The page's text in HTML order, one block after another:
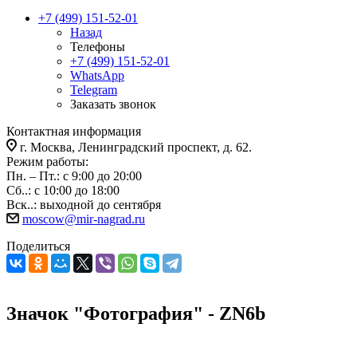
+7 (499) 151-52-01
Назад
Телефоны
+7 (499) 151-52-01
WhatsApp
Telegram
Заказать звонок
Контактная информация
г. Москва, Ленинградский проспект, д. 62.
Режим работы:
Пн. – Пт.: с 9:00 до 20:00
Сб..: с 10:00 до 18:00
Вск..: выходной до сентября
moscow@mir-nagrad.ru
Поделиться
Значок "Фотография" - ZN6b